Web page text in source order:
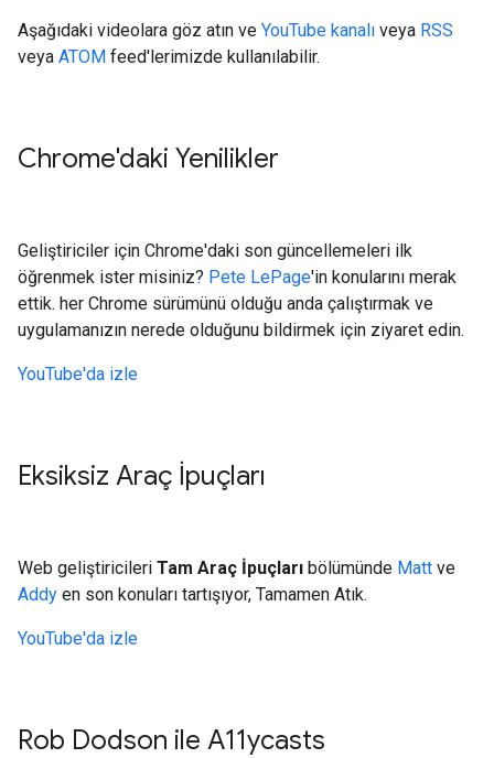
Aşağıdaki videolara göz atın ve YouTube kanalı veya RSS
veya ATOM feed'lerimizde kullanılabilir.
Chrome'daki Yenilikler
Geliştiriciler için Chrome'daki son güncellemeleri ilk
öğrenmek ister misiniz? Pete LePage'in konularını merak
ettik. her Chrome sürümünü olduğu anda çalıştırmak ve
uygulamanızın nerede olduğunu bildirmek için ziyaret edin.
YouTube'da izle
Eksiksiz Araç İpuçları
Web geliştiricileri Tam Araç İpuçları bölümünde Matt ve
Addy en son konuları tartışıyor, Tamamen Atık.
YouTube'da izle
Rob Dodson ile A11ycasts